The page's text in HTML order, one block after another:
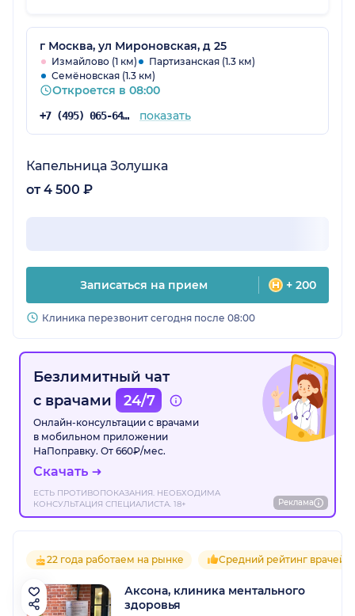
г Москва, ул Мироновская, д 25
Измайлово (1 км)
Партизанская (1.3 км)
Семёновская (1.3 км)
Откроется в 08:00
+7 (495) 065-64-86 показать
Капельница Золушка
от 4 500 ₽
Записаться на прием + 200
Клиника перезвонит сегодня после 08:00
Безлимитный чат
с врачами
24/7
Онлайн-консультации с врачами
в мобильном приложении
НаПоправку. От 660₽/мес.
Скачать
ЕСТЬ ПРОТИВОПОКАЗАНИЯ. НЕОБХОДИМА
КОНСУЛЬТАЦИЯ СПЕЦИАЛИСТА. 18+
Реклама
22 года работаем на рынке Средний рейтинг врачей
Аксона, клиника ментального
здоровья